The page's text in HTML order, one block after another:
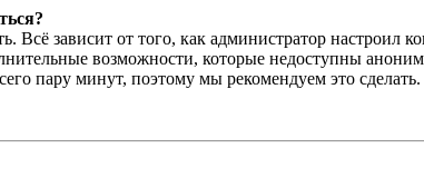
Всё зависит от того, как администратор
возможности, которые недоступны
пару минут, поэтому мы рекомендуем это сделать.